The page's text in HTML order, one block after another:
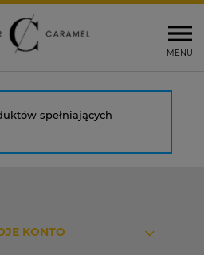
MENU
spełniających
KONTO